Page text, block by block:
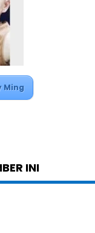
Ming
INI